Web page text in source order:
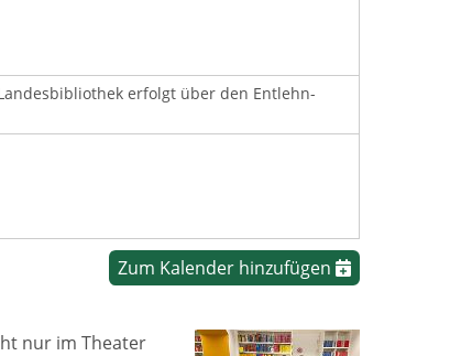
erfolgt über den Entlehn-
Zum Kalender hinzufügen
nur im Theater